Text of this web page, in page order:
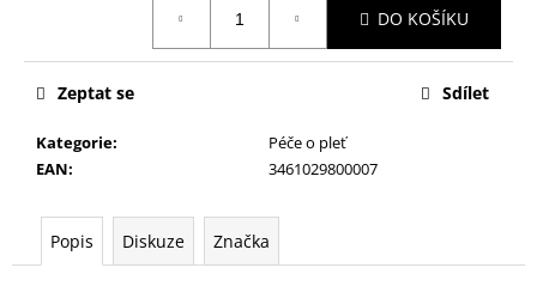
DO KOŠÍKU
Kategorie:
Péče o pleť
EAN: 3461029800007
Zeptat se Sdílet
Popis Diskuze Značka
NAD+
KRÉM
950
Kč